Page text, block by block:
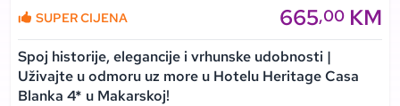
SUPER CIJENA 665,00 KM
Spoj historije, elegancije i vrhunske udobnosti |
Uživajte u odmoru uz more u Hotelu Heritage Casa
Blanka 4* u Makarskoj!